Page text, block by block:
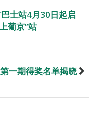
士站4月30日起启
葡京”站
一期得奖名单揭晓